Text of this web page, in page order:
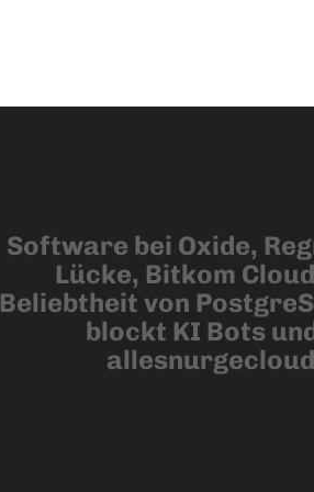
Software bei Oxide,
Lücke, Bitkom
Beliebtheit von
blockt KI Bots